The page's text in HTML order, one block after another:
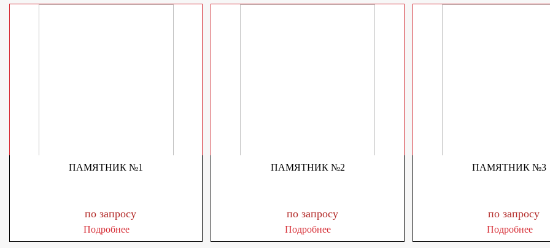
ПАМЯТНИК №1
по запросу
Подробнее
ПАМЯТНИК №2
по запросу
Подробнее
ПАМЯТНИК №3
по запросу
Подробнее